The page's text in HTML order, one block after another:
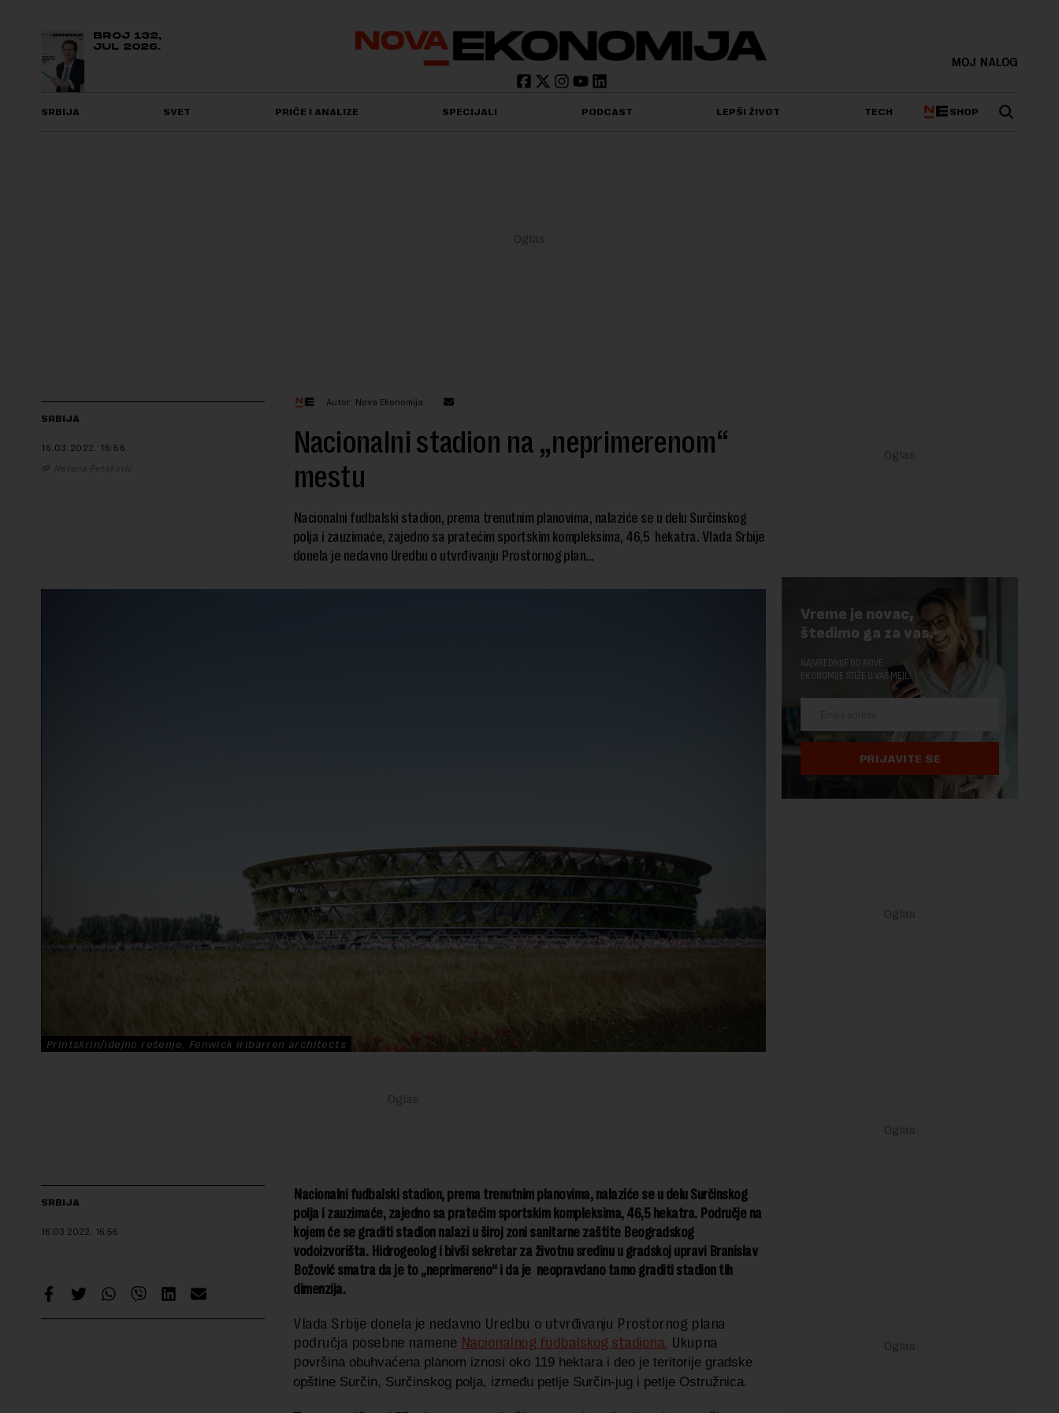
BROJ 132,
JUL 2026.
MOJ NALOG
SRBIJA SVET PRIČE I ANALIZE SPECIJALI PODCAST LEPŠI ŽIVOT TECH SHOP
SRBIJA
16.03.2022. 16:56
Nevena Petaković
Autor: Nova Ekonomija
Nacionalni stadion na „neprimerenom“
mestu
Nacionalni fudbalski stadion, prema trenutnim planovima, nalaziće se u delu Surčinskog
polja i zauzimaće, zajedno sa pratećim sportskim kompleksima, 46,5 hekatra. Vlada Srbije
donela je nedavno Uredbu o utvrđivanju Prostornog plan...
Printskrin/idejno rešenje, Fenwick iribarren architects
SRBIJA
16.03.2022. 16:56
Nacionalni fudbalski stadion, prema trenutnim planovima, nalaziće se u delu Surčinskog
polja i zauzimaće, zajedno sa pratećim sportskim kompleksima, 46,5 hekatra. Područje na
kojem će se graditi stadion nalazi u široj zoni sanitarne zaštite Beogradskog
vodoizvorišta. Hidrogeolog i bivši sekretar za životnu sredinu u gradskoj upravi Branislav
Božović smatra da je to „neprimereno“ i da je neopravdano tamo graditi stadion tih
dimenzija.
Vlada Srbije donela je nedavno Uredbu o utvrđivanju Prostornog plana
područja posebne namene Nacionalnog fudbalskog stadiona. Ukupna
površina obuhvaćena planom iznosi oko 119 hektara i deoje teritorije gradske
opštine Surčin, Surčinskog polja, između petlje Surčin-jug i petlje Ostružnica.
Vreme je novac,
štedimo ga za vas.
NAJVREDNIJE OD NOVE
EKONOMIJE STIŽE U VAŠ MEJL.
PRIJAVITE SE